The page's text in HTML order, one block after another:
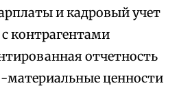
и кадровый учет
контрагентами
отчетность
материальные ценности